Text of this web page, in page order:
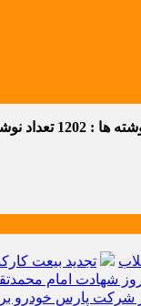
ها : 1202 تعداد
تجدید بیعت
شهادت امام
شرکت پارس خودرو